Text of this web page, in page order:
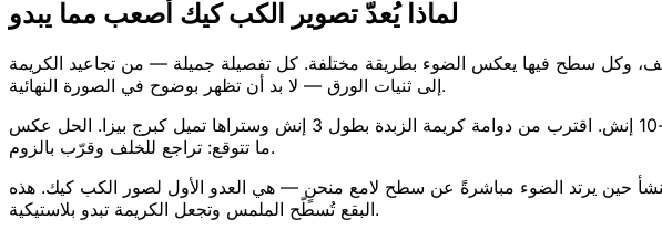
لماذا يُعدّ تصوير الكب كيك أصعب مما يبدو
وكل سطح فيها يعكس الضوء بطريقة مختلفة. كل تفصيلة جميلة — من تجاعيد الكريمة
إلى ثنيات الورق — لا بد أن تظهر بوضوح في الصورة النهائية.
تُقوِّس عدسات الجوّال واسعة الزاوية أطراف أي شيء يقع ضمن 8-10 إنش. اقترب من دوامة كريمة الزبدة بطول 3 إنش وستراها تميل كبرج بيزا. الحل عكس
ما تتوقع: تراجع للخلف وقرّب بالزوم.
تنشأ حين يرتد الضوء مباشرةً عن سطح لامع منحنٍ — هي العدو الأول لصور الكب كيك. هذه
البقع تُسطّح الملمس وتجعل الكريمة تبدو بلاستيكية.